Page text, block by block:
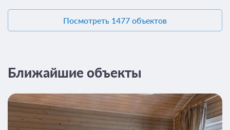
Посмотреть 1477 объектов
Ближайшие объекты